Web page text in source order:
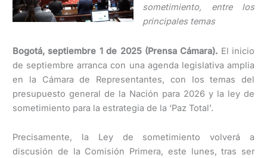
sometimiento, entre los
principales temas
Bogotá, septiembre 1 de 2025 (Prensa Cámara). El inicio
de septiembre arranca con una agenda legislativa amplia
en la Cámara de Representantes, con los temas del
presupuesto general de la Nación para 2026 y la ley de
sometimiento para la estrategia de la ‘Paz Total’.
Precisamente, la Ley de sometimiento volverá a
discusión de la Comisión Primera, este lunes, tras ser